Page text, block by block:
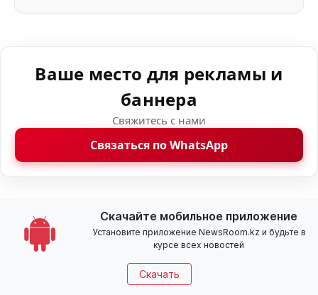
Ваше место для рекламы и
баннера
Свяжитесь с нами
Связаться по WhatsApp
Скачайте мобильное приложение
Установите приложение NewsRoom.kz и будьте в
курсе всех новостей
Скачать